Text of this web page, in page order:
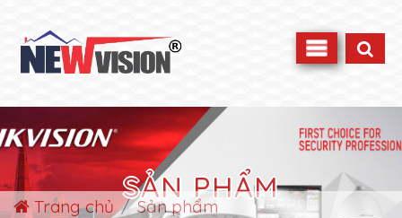
SẢN PHẨM
Trang chủ
Sản phẩm